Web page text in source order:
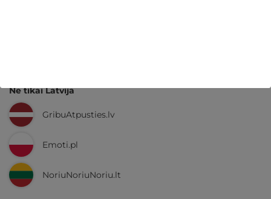
Ne tikai Latvijā
GribuAtpusties.lv
Emoti.pl
NoriuNoriuNoriu.lt